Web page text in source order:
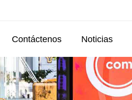
Contáctenos Noticias